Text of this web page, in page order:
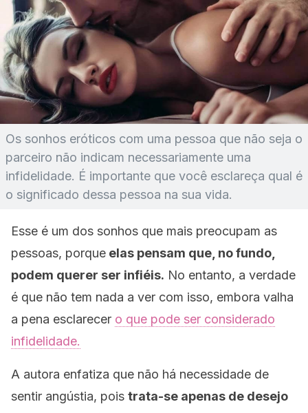
Os sonhos eróticos com uma pessoa que não seja o
parceiro não indicam necessariamente uma
infidelidade. É importante que você esclareça qual é
o significado dessa pessoa na sua vida.
Esse é um dos sonhos que mais preocupam as
pessoas, porque elas pensam que, no fundo,
podem querer ser infiéis. No entanto, a verdade
é que não tem nada a ver com isso, embora valha
a pena esclarecer o que pode ser considerado
infidelidade.
A autora enfatiza que não há necessidade de
sentir angústia, pois trata-se apenas de desejo